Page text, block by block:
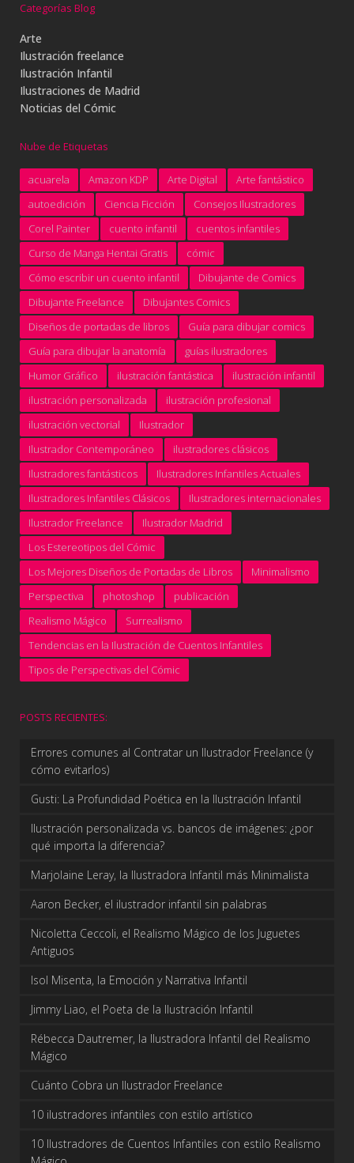
Categorías Blog
Arte
Ilustración freelance
Ilustración Infantil
Ilustraciones de Madrid
Noticias del Cómic
Nube de Etiquetas
acuarela Amazon KDP Arte Digital
Arte fantástico
autoedición
Ciencia Ficción
Consejos Ilustradores
Corel Painter
cuento infantil
cuentos infantiles
Curso de Manga Hentai Gratis
cómic
Cómo escribir un cuento infantil
Dibujante de Comics
Dibujante Freelance
Dibujantes Comics
Diseños de portadas de libros
Guía para dibujar comics
Guía para dibujar la anatomía
guías ilustradores
Humor Gráfico
ilustración fantástica
ilustración infantil
ilustración personalizada
ilustración profesional
ilustración vectorial
Ilustrador
Ilustrador Contemporáneo
ilustradores clásicos
Ilustradores fantásticos
Ilustradores Infantiles Actuales
Ilustradores Infantiles Clásicos
Ilustradores internacionales
Ilustrador Freelance
Ilustrador Madrid
Los Estereotipos del Cómic
Los Mejores Diseños de Portadas de Libros
Minimalismo
Perspectiva
photoshop
publicación
Realismo Mágico
Surrealismo
Tendencias en la Ilustración de Cuentos Infantiles
Tipos de Perspectivas del Cómic
POSTS RECIENTES:
Errores comunes al Contratar un Ilustrador Freelance (y
cómo evitarlos)
Gusti: La Profundidad Poética en la Ilustración Infantil
Ilustración personalizada vs. bancos de imágenes: ¿por
qué importa la diferencia?
Marjolaine Leray, la Ilustradora Infantil más Minimalista
Aaron Becker, el ilustrador infantil sin palabras
Nicoletta Ceccoli, el Realismo Mágico de los Juguetes
Antiguos
Isol Misenta, la Emoción y Narrativa Infantil
Jimmy Liao, el Poeta de la Ilustración Infantil
Rébecca Dautremer, la Ilustradora Infantil del Realismo
Mágico
Cuánto Cobra un Ilustrador Freelance
10 ilustradores infantiles con estilo artístico
10 Ilustradores de Cuentos Infantiles con estilo Realismo